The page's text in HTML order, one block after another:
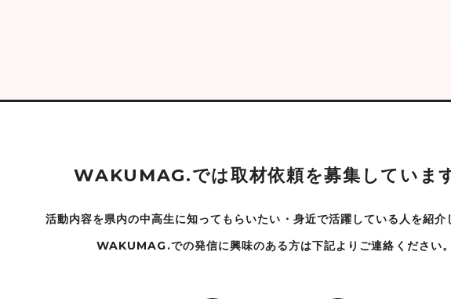
WAKU MAG.では取材依頼を募集 して い ま
活動内容を県内の中高生に知ってもらいたい・身近で活躍している人を紹介
WAKUMAG.での発信に興味のある方は下記よりご連絡ください。